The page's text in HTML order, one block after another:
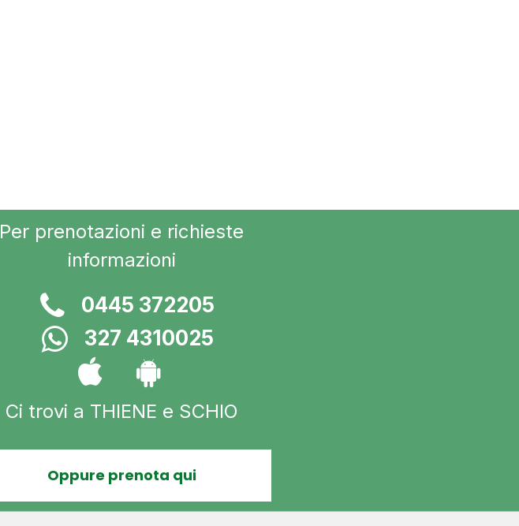
Per prenotazioni e richieste
informazioni
0445 372205
327 4310025
Ci trovi a THIENE e SCHIO
Oppure prenota qui